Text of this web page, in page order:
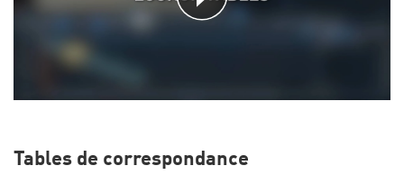
Tables de correspondance